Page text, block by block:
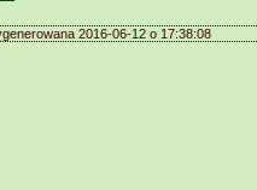
2016-06-12 o 17:38:08